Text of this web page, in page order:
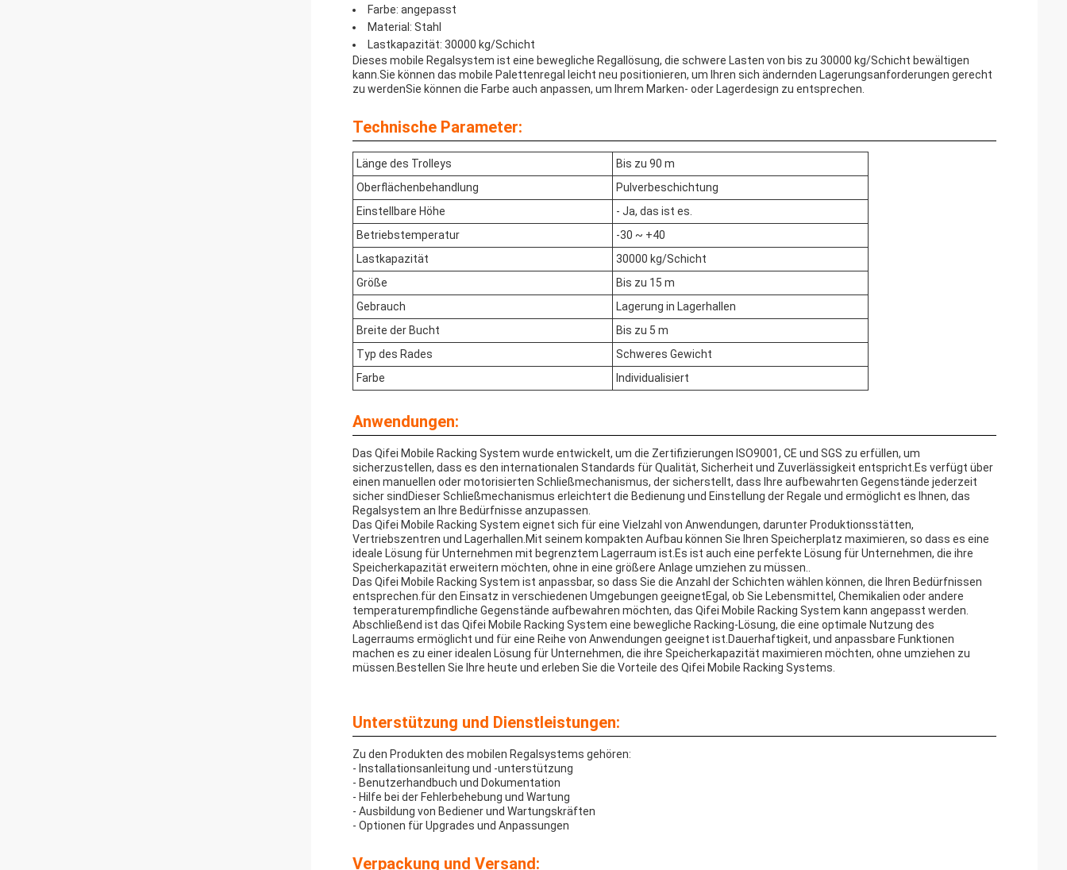
Farbe: angepasst
Material: Stahl
Lastkapazität: 30000 kg/Schicht
Dieses mobile Regalsystem ist eine bewegliche Regallösung, die schwere Lasten von bis zu 30000 kg/Schicht bewältigen
kann.Sie können das mobile Palettenregal leicht neu positionieren, um Ihren sich ändernden Lagerungsanforderungen gerecht
zu werdenSie können die Farbe auch anpassen, um Ihrem Marken- oder Lagerdesign zu entsprechen.
Technische Parameter:
Länge des Trolleys
Bis zu 90 m
Oberflächenbehandlung
Pulverbeschichtung
Einstellbare Höhe
- Ja, das ist es.
Betriebstemperatur
-30 ~ +40
Lastkapazität
30000 kg/Schicht
Größe
Bis zu 15 m
Gebrauch
Lagerung in Lagerhallen
Breite der Bucht
Bis zu 5 m
Typ des Rades
Schweres Gewicht
Farbe
Individualisiert
Anwendungen:
Das Qifei Mobile Racking System wurde entwickelt, um die Zertifizierungen ISO9001, CE und SGS zu erfüllen, um
sicherzustellen, dass es den internationalen Standards für Qualität, Sicherheit und Zuverlässigkeit entspricht.Es verfügt über
einen manuellen oder motorisierten Schließmechanismus, der sicherstellt, dass Ihre aufbewahrten Gegenstände jederzeit
sicher sindDieser Schließmechanismus erleichtert die Bedienung und Einstellung der Regale und ermöglicht es Ihnen, das
Regalsystem an Ihre Bedürfnisse anzupassen.
Das Qifei Mobile Racking System eignet sich für eine Vielzahl von Anwendungen, darunter Produktionsstätten,
Vertriebszentren und Lagerhallen.Mit seinem kompakten Aufbau können Sie Ihren Speicherplatz maximieren, so dass es eine
ideale Lösung für Unternehmen mit begrenztem Lagerraum ist.Es ist auch eine perfekte Lösung für Unternehmen, die ihre
Speicherkapazität erweitern möchten, ohne in eine größere Anlage umziehen zu müssen..
Das Qifei Mobile Racking System ist anpassbar, so dass Sie die Anzahl der Schichten wählen können, die Ihren Bedürfnissen
entsprechen.für den Einsatz in verschiedenen Umgebungen geeignetEgal, ob Sie Lebensmittel, Chemikalien oder andere
temperaturempfindliche Gegenstände aufbewahren möchten, das Qifei Mobile Racking System kann angepasst werden.
Abschließend ist das Qifei Mobile Racking System eine bewegliche Racking-Lösung, die eine optimale Nutzung des
Lagerraums ermöglicht und für eine Reihe von Anwendungen geeignet ist.Dauerhaftigkeit, und anpassbare Funktionen
machen es zu einer idealen Lösung für Unternehmen, die ihre Speicherkapazität maximieren möchten, ohne umziehen zu
müssen.Bestellen Sie Ihre heute und erleben Sie die Vorteile des Qifei Mobile Racking Systems.
Unterstützung und Dienstleistungen:
Zu den Produkten des mobilen Regalsystems gehören:
- Installationsanleitung und -unterstützung
- Benutzerhandbuch und Dokumentation
- Hilfe bei der Fehlerbehebung und Wartung
- Ausbildung von Bediener und Wartungskräften
- Optionen für Upgrades und Anpassungen
Verpackung und Versand: